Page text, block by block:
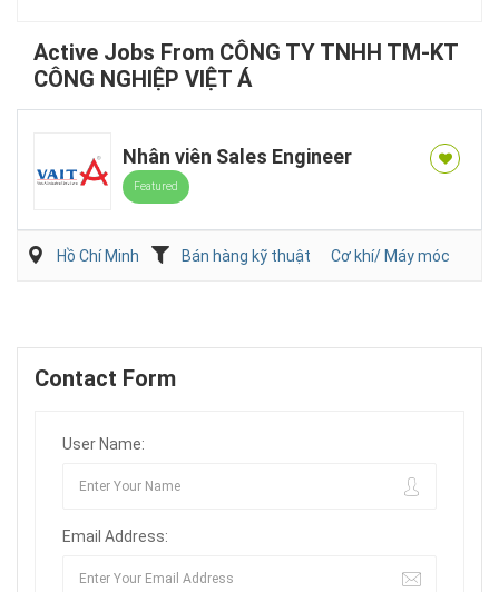
Active Jobs From CÔNG TY TNHH TM-KT
CÔNG NGHIỆP VIỆT Á
Nhân viên Sales Engineer
Featured
Hồ Chí Minh Bán hàng kỹ thuật Cơ khí/ Máy móc
Contact Form
User Name:
Email Address: